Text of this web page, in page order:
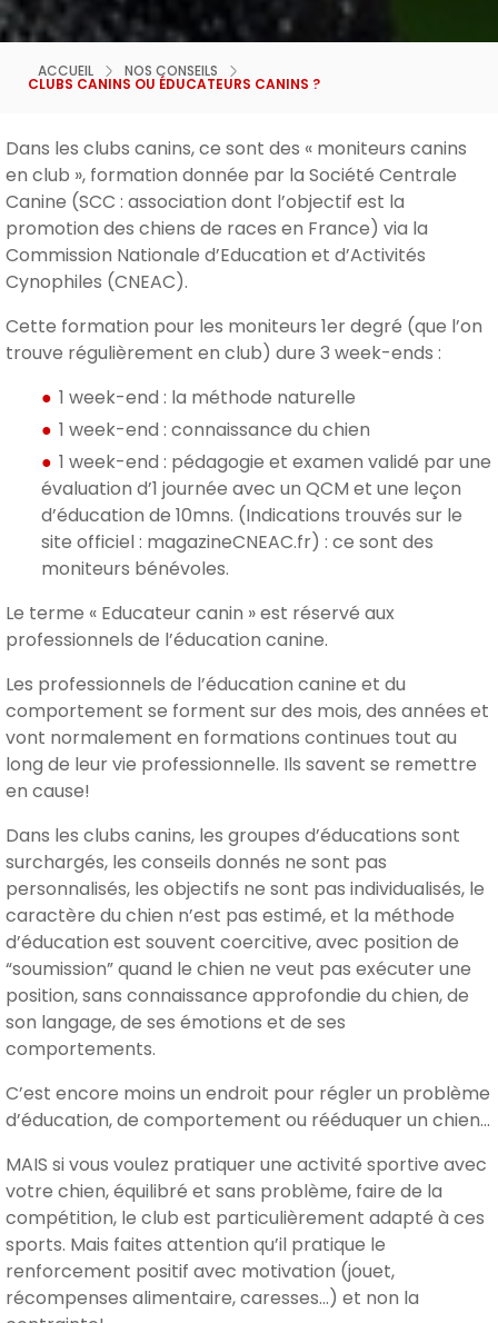
ACCUEIL NOS CONSEILS
CLUBS CANINS OU ÉDUCATEURS CANINS ?
Dans les clubs canins, ce sont des « moniteurs canins
en club », formation donnée par la Société Centrale
Canine (SCC : association dont l’objectif est la
promotion des chiens de races en France) via la
Commission Nationale d’Education et d’Activités
Cynophiles (CNEAC).
Cette formation pour les moniteurs 1er degré (que l’on
trouve régulièrement en club) dure 3 week-ends :
1 week-end : la méthode naturelle
1 week-end : connaissance du chien
1 week-end : pédagogie et examen validé par une
évaluation d’1 journée avec un QCM et une leçon
d’éducation de 10mns. (Indications trouvés sur le
site officiel : magazineCNEAC.fr) : ce sont des
moniteurs bénévoles.
Le terme « Educateur canin » est réservé aux
professionnels de l’éducation canine.
Les professionnels de l’éducation canine et du
comportement se forment sur des mois, des années et
vont normalement en formations continues tout au
long de leur vie professionnelle. Ils savent se remettre
en cause!
Dans les clubs canins, les groupes d’éducations sont
surchargés, les conseils donnés ne sont pas
personnalisés, les objectifs ne sont pas individualisés, le
caractère du chien n’est pas estimé, et la méthode
d’éducation est souvent coercitive, avec position de
“soumission” quand le chien ne veut pas exécuter une
position, sans connaissance approfondie du chien, de
son langage, de ses émotions et de ses
comportements.
C’est encore moins un endroit pour régler un problème
d’éducation, de comportement ou rééduquer un chien…
MAIS si vous voulez pratiquer une activité sportive avec
votre chien, équilibré et sans problème, faire de la
compétition, le club est particulièrement adapté à ces
sports. Mais faites attention qu’il pratique le
renforcement positif avec motivation (jouet,
récompenses alimentaire, caresses…) et non la